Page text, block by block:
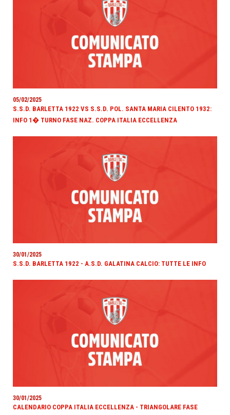
05/02/2025
S.S.D. BARLETTA 1922 VS S.S.D. POL. SANTA MARIA CILENTO 1932:
INFO 1� TURNO FASE NAZ. COPPA ITALIA ECCELLENZA
30/01/2025
S.S.D. BARLETTA 1922 - A.S.D. GALATINA CALCIO: TUTTE LE INFO
30/01/2025
CALENDARIO COPPA ITALIA ECCELLENZA - TRIANGOLARE FASE